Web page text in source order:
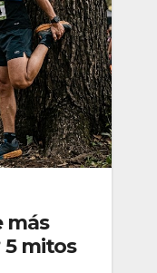
más
5 mitos